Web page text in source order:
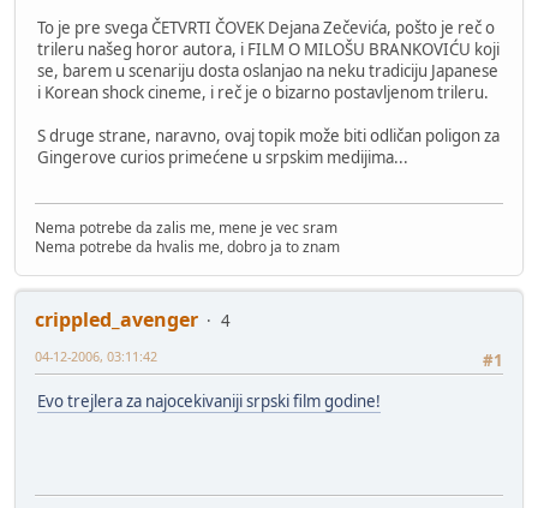
To je pre svega ČETVRTI ČOVEK Dejana Zečevića, pošto je reč o
trileru našeg horor autora, i FILM O MILOŠU BRANKOVIĆU koji
se, barem u scenariju dosta oslanjao na neku tradiciju Japanese
i Korean shock cineme, i reč je o bizarno postavljenom trileru.
S druge strane, naravno, ovaj topik može biti odličan poligon za
Gingerove curios primećene u srpskim medijima...
Nema potrebe da zalis me, mene je vec sram
Nema potrebe da hvalis me, dobro ja to znam
crippled_avenger
4
#1
04-12-2006, 03:11:42
Evo trejlera za najocekivaniji srpski film godine!